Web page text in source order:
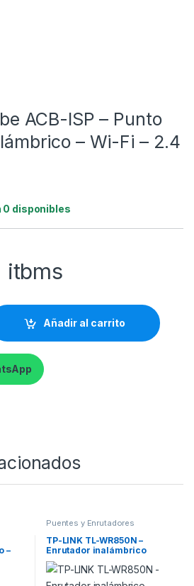
ACB-ISP – Punto
– Wi-Fi – 2.4
0 disponibles
itbms
- Punto de acceso inalámbrico -
Añadir al carrito
–
Puentes y Enrutadores
TP-LINK TL-WR850N –
Enrutador inalámbrico
conmutador de 4 puertos
2,4 GHz